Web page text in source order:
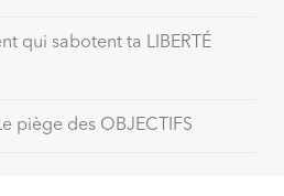
qui sabotent ta LIBERTÉ
piège des OBJECTIFS